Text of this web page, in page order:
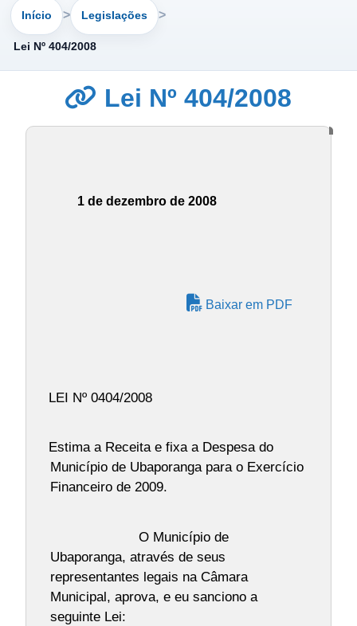
Início Legislações
Lei Nº 404/2008
Lei Nº 404/2008
1 de dezembro de 2008
Baixar em PDF
LEI Nº 0404/2008
Estima a Receita e fixa a Despesa do
Município de Ubaporanga para o Exercício
Financeiro de 2009.
O Município de
Ubaporanga, através de seus
representantes legais na Câmara
Municipal, aprova, e eu sanciono a
seguinte Lei: